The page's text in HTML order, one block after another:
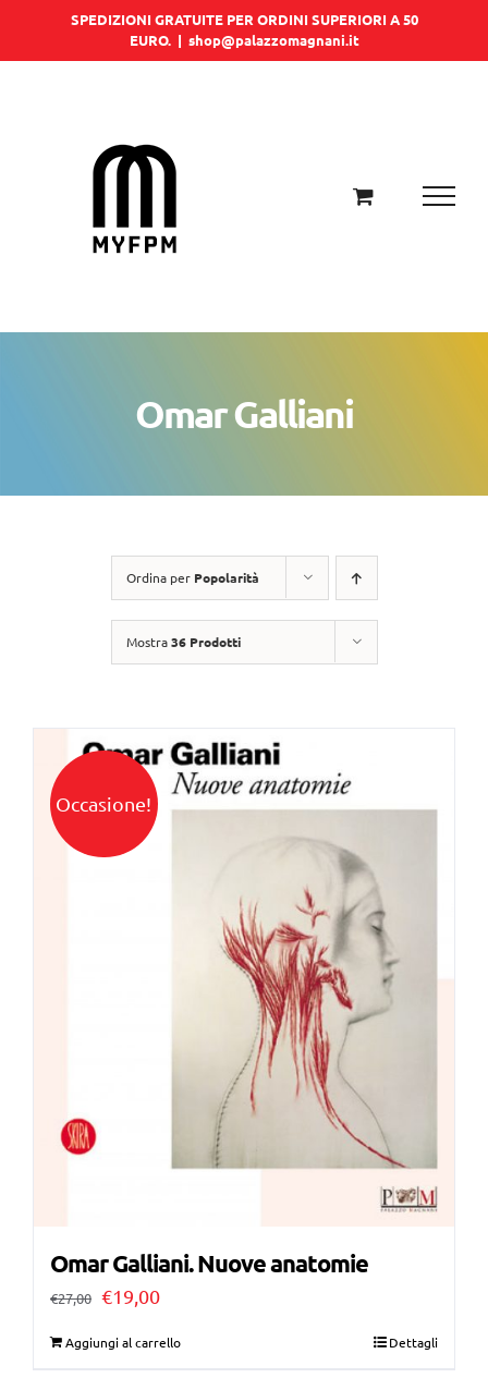
SPEDIZIONI GRATUITE PER ORDINI SUPERIORI A 50
EURO. | shop@palazzomagnani.it
Omar Galliani
Ordina per Popolarità
Mostra36 Prodotti
Occasione!
Omar Galliani. Nuove anatomie
€27,00 Il
€19,00Il
Aggiungi al carrello Dettagli